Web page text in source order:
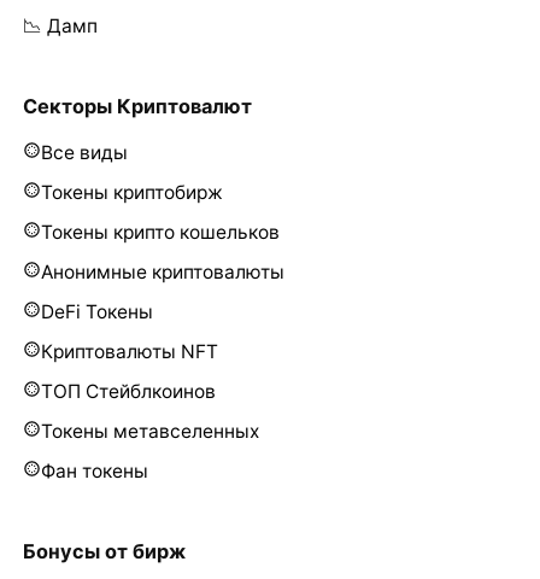
📉 Дамп
Секторы Криптовалют
Все виды
Токены криптобирж
Токены крипто кошельков
Анонимные криптовалюты
DeFi Токены
Криптовалюты NFT
ТОП Стейблкоинов
Токены метавселенных
Фан токены
Бонусы от бирж